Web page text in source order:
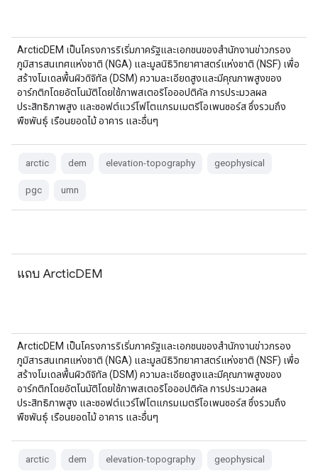
ArcticDEM เป็นโครงการริเริ่มภาครัฐและเอกชนของสำนักงานข่าวกรอง
ภูมิสารสนเทศแห่งชาติ (NGA) และมูลนิธิวิทยาศาสตร์แห่งชาติ (NSF) เพื่อ
สร้างโมเดลพื้นผิวดิจิทัล (DSM) ความละเอียดสูงและมีคุณภาพสูงของ
อาร์กติกโดยอัตโนมัติโดยใช้ภาพสเตอริโอออปติคัล การประมวลผล
ประสิทธิภาพสูง และซอฟต์แวร์โฟโตแกรมเมตรีโอเพนซอร์ส ซึ่งรวมถึง
พืชพันธุ์ เรือนยอดไม้ อาคาร และอื่นๆ
arctic dem elevation-topography geophysical
pgc umn
แถบ ArcticDEM
ArcticDEM เป็นโครงการริเริ่มภาครัฐและเอกชนของสำนักงานข่าวกรอง
ภูมิสารสนเทศแห่งชาติ (NGA) และมูลนิธิวิทยาศาสตร์แห่งชาติ (NSF) เพื่อ
สร้างโมเดลพื้นผิวดิจิทัล (DSM) ความละเอียดสูงและมีคุณภาพสูงของ
อาร์กติกโดยอัตโนมัติโดยใช้ภาพสเตอริโอออปติคัล การประมวลผล
ประสิทธิภาพสูง และซอฟต์แวร์โฟโตแกรมเมตรีโอเพนซอร์ส ซึ่งรวมถึง
พืชพันธุ์ เรือนยอดไม้ อาคาร และอื่นๆ
arctic dem elevation-topography geophysical